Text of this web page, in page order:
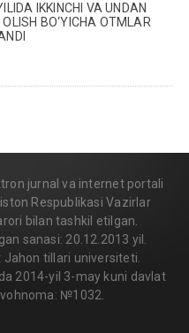
IKKINCHI VA UNDAN
OLISH BO‘YICHA OTMLAR
jurnal va internet portali
Respublikasi Vazirlar
bilan tashkil etilgan.
sanasi: 20.12.2013 yil.
Jahon tillari universiteti.
2014-yil 3-may kuni davlat
№1032.